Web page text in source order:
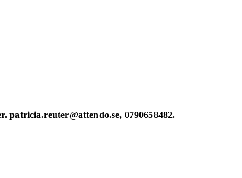
patricia.reuter@attendo.se, 0790658482.